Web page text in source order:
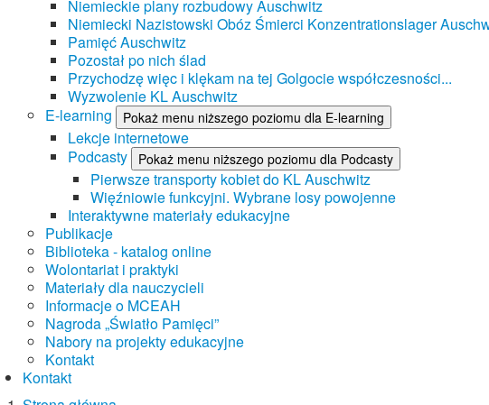
Niemieckie plany rozbudowy Auschwitz
Niemiecki Nazistowski Obóz Śmierci Konzentrationslager
Pamięć Auschwitz
Pozostał po nich ślad
Przychodzę więc i klękam na tej Golgocie współczesności...
Wyzwolenie KL Auschwitz
E-learning
Pokaż menu niższego poziomu dla E-learning
Lekcje internetowe
Podcasty
Pokaż menu niższego poziomu dla Podcasty
Pierwsze transporty kobiet do KL Auschwitz
Więźniowie funkcyjni. Wybrane losy powojenne
Interaktywne materiały edukacyjne
Publikacje
Biblioteka - katalog online
Wolontariat i praktyki
Materiały dla nauczycieli
Informacje o MCEAH
Nagroda „Światło Pamięci”
Nabory na projekty edukacyjne
Kontakt
Kontakt